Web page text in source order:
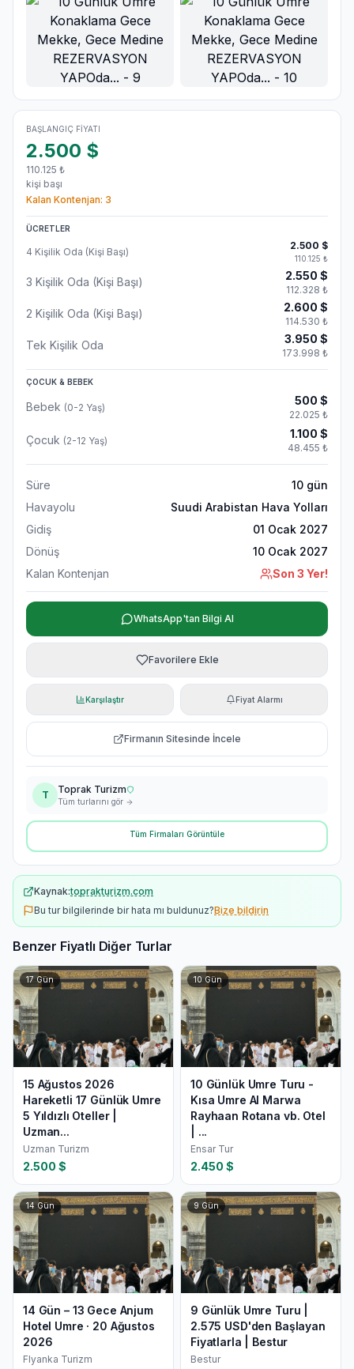
BAŞLANGIÇ FIYATI
2.500 $
110.125 ₺
kişi başı
Kalan Kontenjan: 3
ÜCRETLER
4 Kişilik Oda (Kişi Başı)
2.500 $
110.125 ₺
3 Kişilik Oda (Kişi Başı) 2.550 $
112.328 ₺
2 Kişilik Oda (Kişi Başı) 2.600 $
114.530 ₺
Tek Kişilik Oda 3.950 $
173.998 ₺
ÇOCUK & BEBEK
Bebek (0-2 Yaş)
500 $
22.025 ₺
Çocuk (2-12 Yaş)
1.100 $
48.455 ₺
Süre 10 gün
Havayolu
Suudi Arabistan Hava Yolları
Gidiş
01 Ocak 2027
Dönüş
10 Ocak 2027
Kalan Kontenjan
Son 3 Yer!
WhatsApp'tan Bilgi Al
Favorilere Ekle
Karşılaştır Fiyat Alarmı
Firmanın Sitesinde İncele
T Toprak Turizm
Tüm turlarını gör
Tüm Firmaları Görüntüle
Kaynak:toprakturizm.com
Bu tur bilgilerinde bir hata mı buldunuz?Bize bildirin
Benzer Fiyatlı Diğer Turlar
17Gün
15 Ağustos 2026
Hareketli 17 Günlük Umre
5 Yıldızlı Oteller |
Uzman...
Uzman Turizm
2.500 $
10Gün
10 Günlük Umre Turu -
Kısa Umre Al Marwa
Rayhaan Rotana vb. Otel
| ...
Ensar Tur
2.450 $
14Gün
14 Gün – 13 Gece Anjum
Hotel Umre · 20 Ağustos
2026
Flyanka Turizm
9Gün
9 Günlük Umre Turu |
2.575 USD'den Başlayan
Fiyatlarla | Bestur
Bestur